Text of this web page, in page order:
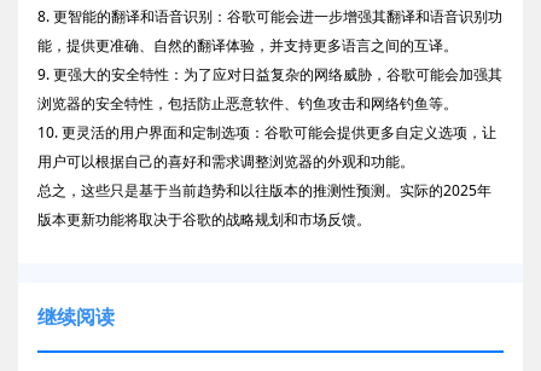
8. 更智能的翻译和语音识别：谷歌可能会进一步增强其翻译和语音识别功
能，提供更准确、自然的翻译体验，并支持更多语言之间的互译。
9. 更强大的安全特性：为了应对日益复杂的网络威胁，谷歌可能会加强其
浏览器的安全特性，包括防止恶意软件、钓鱼攻击和网络钓鱼等。
10. 更灵活的用户界面和定制选项：谷歌可能会提供更多自定义选项，让
用户可以根据自己的喜好和需求调整浏览器的外观和功能。
总之，这些只是基于当前趋势和以往版本的推测性预测。实际的2025年
版本更新功能将取决于谷歌的战略规划和市场反馈。
继续阅读